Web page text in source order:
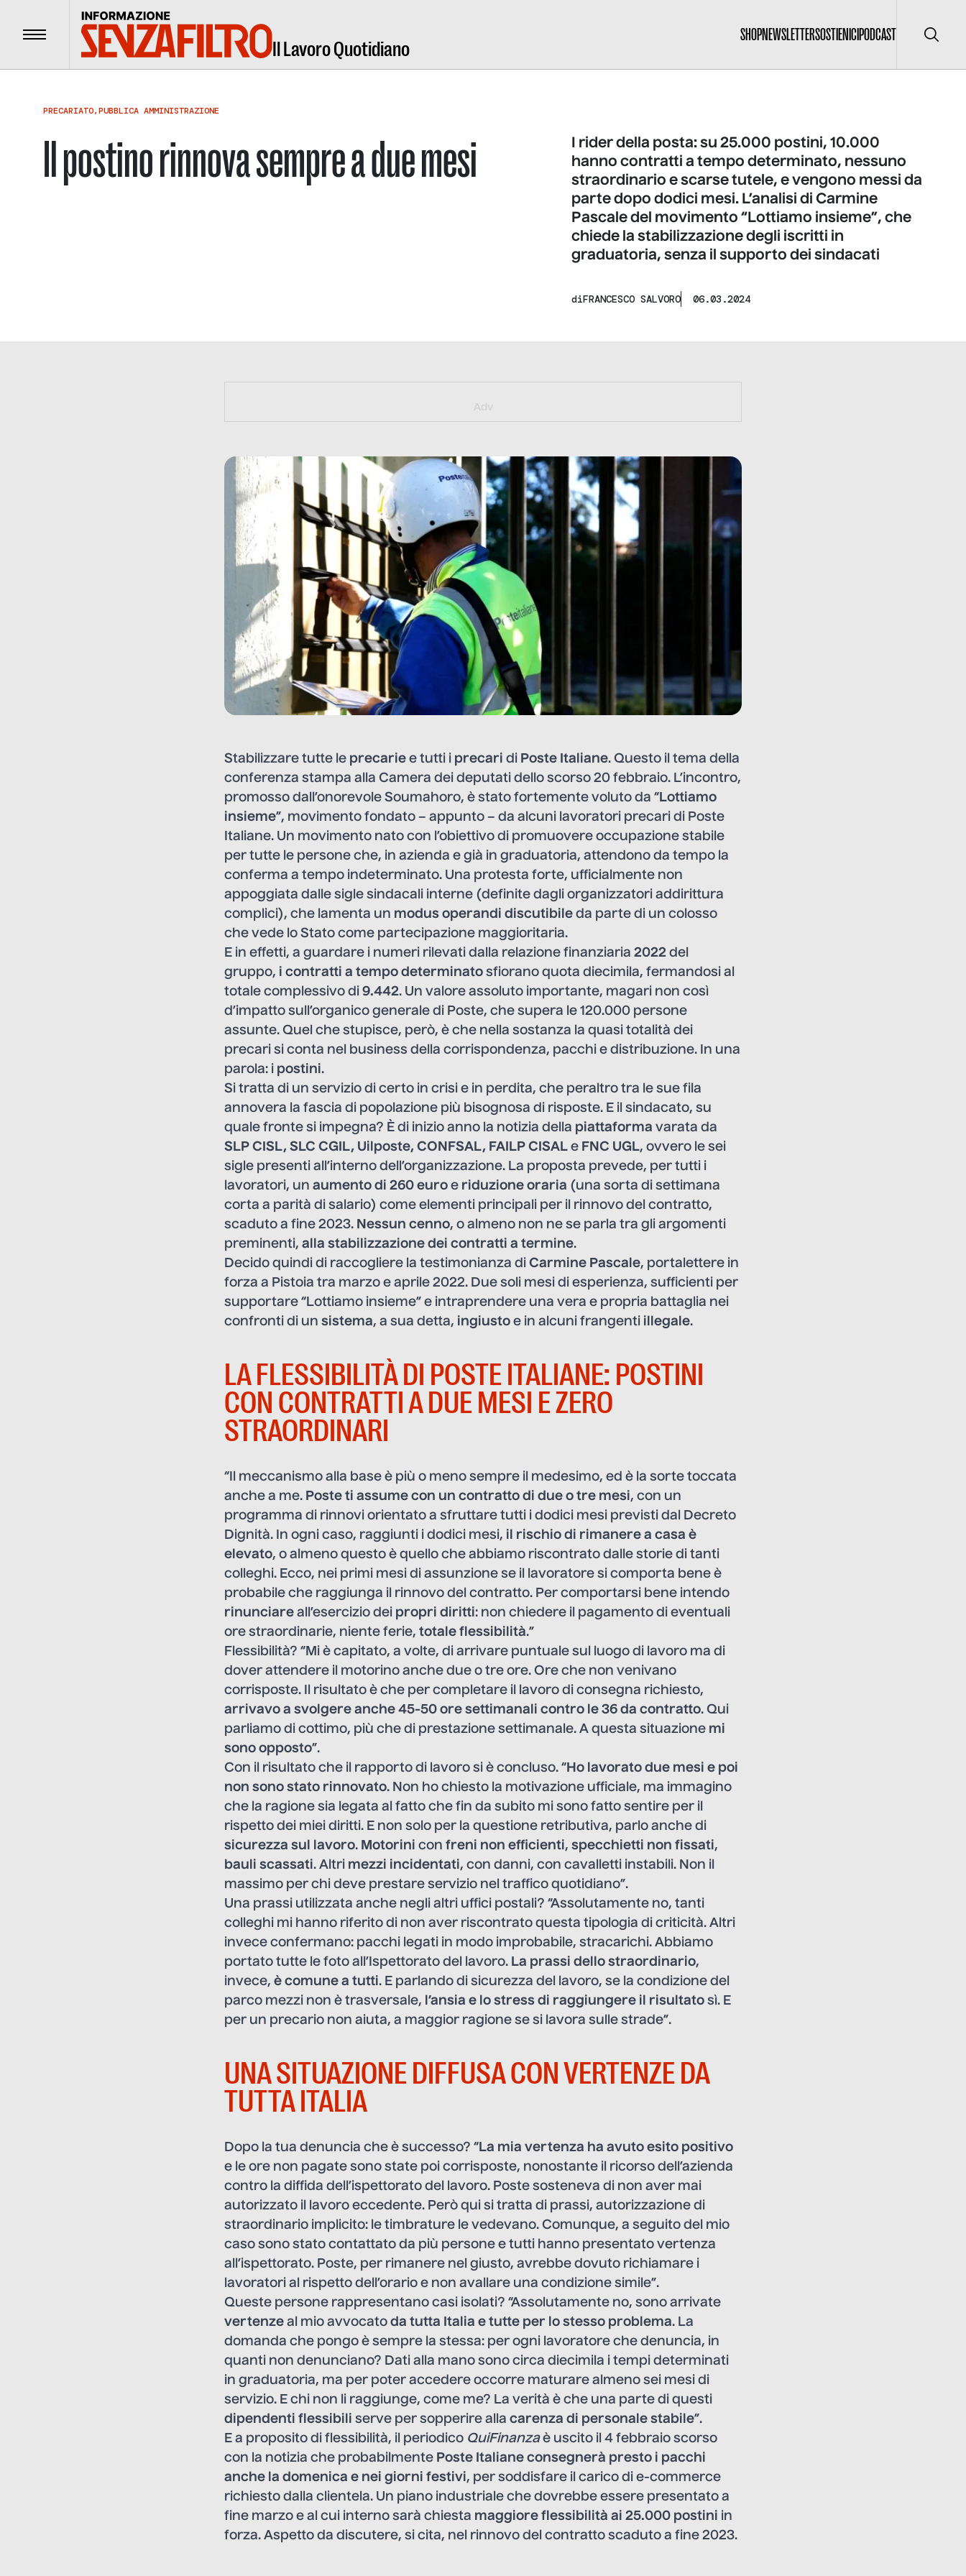
Menu Il Lavoro Quotidiano
SHOPNEWSLETTERSOSTIENICIPODCAST Cerca
PRECARIATO,PUBBLICA AMMINISTRAZIONE
Il postino rinnova sempre a due mesi
I rider della posta: su 25.000 postini, 10.000
hanno contratti a tempo determinato, nessuno
straordinario e scarse tutele, e vengono messi da
parte dopo dodici mesi. L’analisi di Carmine
Pascale del movimento “Lottiamo insieme”, che
chiede la stabilizzazione degli iscritti in
graduatoria, senza il supporto dei sindacati
diFRANCESCO SALVORO 06.03.2024
Adv
Stabilizzare tutte le precarie e tutti i precari di Poste Italiane. Questo il tema della
conferenza stampa alla Camera dei deputati dello scorso 20 febbraio. L’incontro,
promosso dall’onorevole Soumahoro, è stato fortemente voluto da “Lottiamo
insieme”, movimento fondato – appunto – da alcuni lavoratori precari di Poste
Italiane. Un movimento nato con l’obiettivo di promuovere occupazione stabile
per tutte le persone che, in azienda e già in graduatoria, attendono da tempo la
conferma a tempo indeterminato. Una protesta forte, ufficialmente non
appoggiata dalle sigle sindacali interne (definite dagli organizzatori addirittura
complici), che lamenta un modus operandi discutibile da parte di un colosso
che vede lo Stato come partecipazione maggioritaria.
E in effetti, a guardare i numeri rilevati dalla relazione finanziaria 2022 del
gruppo, i contratti a tempo determinato sfiorano quota diecimila, fermandosi al
totale complessivo di 9.442. Un valore assoluto importante, magari non così
d’impatto sull’organico generale di Poste, che supera le 120.000 persone
assunte. Quel che stupisce, però, è che nella sostanza la quasi totalità dei
precari si conta nel business della corrispondenza, pacchi e distribuzione. In una
parola: i postini.
Si tratta di un servizio di certo in crisi e in perdita, che peraltro tra le sue fila
annovera la fascia di popolazione più bisognosa di risposte. E il sindacato, su
quale fronte si impegna? È di inizio anno la notizia della piattaforma varata da
SLP CISL, SLC CGIL, Uilposte, CONFSAL, FAILP CISAL e FNC UGL, ovvero le sei
sigle presenti all’interno dell’organizzazione. La proposta prevede, per tutti i
lavoratori, un aumento di 260 euro e riduzione oraria (una sorta di settimana
corta a parità di salario) come elementi principali per il rinnovo del contratto,
scaduto a fine 2023. Nessun cenno, o almeno non ne se parla tra gli argomenti
preminenti, alla stabilizzazione dei contratti a termine.
Decido quindi di raccogliere la testimonianza di Carmine Pascale, portalettere in
forza a Pistoia tra marzo e aprile 2022. Due soli mesi di esperienza, sufficienti per
supportare “Lottiamo insieme” e intraprendere una vera e propria battaglia nei
confronti di un sistema, a sua detta, ingiusto e in alcuni frangenti illegale.
LA FLESSIBILITÀ DI POSTE ITALIANE: POSTINI
CON CONTRATTI A DUE MESI E ZERO
STRAORDINARI
“Il meccanismo alla base è più o meno sempre il medesimo, ed è la sorte toccata
anche a me. Poste ti assume con un contratto di due o tre mesi, con un
programma di rinnovi orientato a sfruttare tutti i dodici mesi previsti dal Decreto
Dignità. In ogni caso, raggiunti i dodici mesi, il rischio di rimanere a casa è
elevato, o almeno questo è quello che abbiamo riscontrato dalle storie di tanti
colleghi. Ecco, nei primi mesi di assunzione se il lavoratore si comporta bene è
probabile che raggiunga il rinnovo del contratto. Per comportarsi bene intendo
rinunciare all’esercizio dei propri diritti: non chiedere il pagamento di eventuali
ore straordinarie, niente ferie, totale flessibilità.”
Flessibilità? “Mi è capitato, a volte, di arrivare puntuale sul luogo di lavoro ma di
dover attendere il motorino anche due o tre ore. Ore che non venivano
corrisposte. Il risultato è che per completare il lavoro di consegna richiesto,
arrivavo a svolgere anche 45-50 ore settimanali contro le 36 da contratto. Qui
parliamo di cottimo, più che di prestazione settimanale. A questa situazione mi
sono opposto”.
Con il risultato che il rapporto di lavoro si è concluso. “Ho lavorato due mesi e poi
non sono stato rinnovato. Non ho chiesto la motivazione ufficiale, ma immagino
che la ragione sia legata al fatto che fin da subito mi sono fatto sentire per il
rispetto dei miei diritti. E non solo per la questione retributiva, parlo anche di
sicurezza sul lavoro. Motorini con freni non efficienti, specchietti non fissati,
bauli scassati. Altri mezzi incidentati, con danni, con cavalletti instabili. Non il
massimo per chi deve prestare servizio nel traffico quotidiano”.
Una prassi utilizzata anche negli altri uffici postali? “Assolutamente no, tanti
colleghi mi hanno riferito di non aver riscontrato questa tipologia di criticità. Altri
invece confermano: pacchi legati in modo improbabile, stracarichi. Abbiamo
portato tutte le foto all’Ispettorato del lavoro. La prassi dello straordinario,
invece, è comune a tutti. E parlando di sicurezza del lavoro, se la condizione del
parco mezzi non è trasversale, l’ansia e lo stress di raggiungere il risultato sì. E
per un precario non aiuta, a maggior ragione se si lavora sulle strade”.
UNA SITUAZIONE DIFFUSA CON VERTENZE DA
TUTTA ITALIA
Dopo la tua denuncia che è successo? “La mia vertenza ha avuto esito positivo
e le ore non pagate sono state poi corrisposte, nonostante il ricorso dell’azienda
contro la diffida dell’ispettorato del lavoro. Poste sosteneva di non aver mai
autorizzato il lavoro eccedente. Però qui si tratta di prassi, autorizzazione di
straordinario implicito: le timbrature le vedevano. Comunque, a seguito del mio
caso sono stato contattato da più persone e tutti hanno presentato vertenza
all’ispettorato. Poste, per rimanere nel giusto, avrebbe dovuto richiamare i
lavoratori al rispetto dell’orario e non avallare una condizione simile”.
Queste persone rappresentano casi isolati? “Assolutamente no, sono arrivate
vertenze al mio avvocato da tutta Italia e tutte per lo stesso problema. La
domanda che pongo è sempre la stessa: per ogni lavoratore che denuncia, in
quanti non denunciano? Dati alla mano sono circa diecimila i tempi determinati
in graduatoria, ma per poter accedere occorre maturare almeno sei mesi di
servizio. E chi non li raggiunge, come me? La verità è che una parte di questi
dipendenti flessibili serve per sopperire alla carenza di personale stabile”.
E a proposito di flessibilità, il periodico QuiFinanzaè uscito il 4 febbraio scorso
con la notizia che probabilmente Poste Italiane consegnerà presto i pacchi
anche la domenica e nei giorni festivi, per soddisfare il carico di e-commerce
richiesto dalla clientela. Un piano industriale che dovrebbe essere presentato a
fine marzo e al cui interno sarà chiesta maggiore flessibilità ai 25.000 postini in
forza. Aspetto da discutere, si cita, nel rinnovo del contratto scaduto a fine 2023.